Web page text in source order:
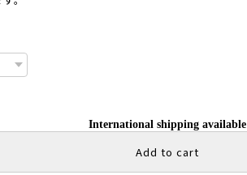
International shipping available
Add to cart